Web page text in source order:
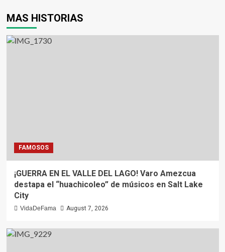
MAS HISTORIAS
FAMOSOS
¡GUERRA EN EL VALLE DEL LAGO! Varo Amezcua
destapa el “huachicoleo” de músicos en Salt Lake
City
VidaDeFama August 7, 2026